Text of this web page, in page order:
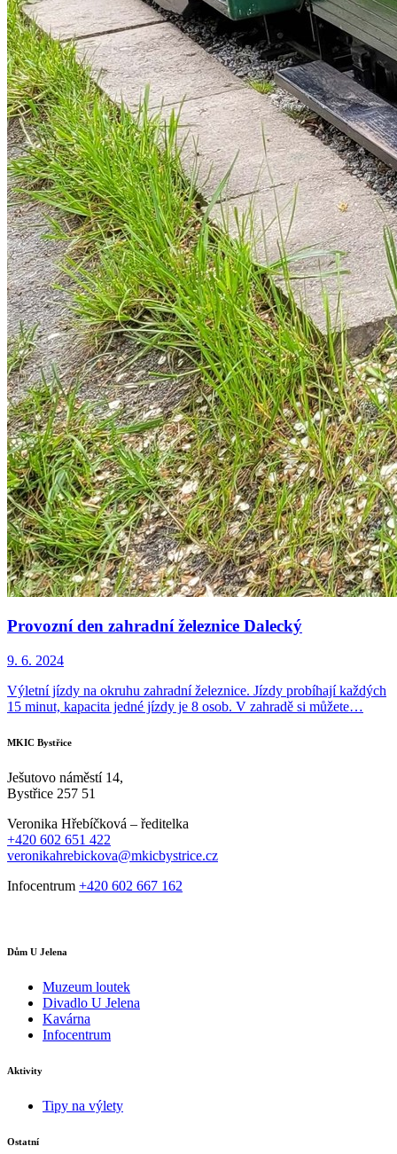
Provozní den zahradní železnice Dalecký
9. 6. 2024
Výletní jízdy na okruhu zahradní železnice. Jízdy probíhají každých
15 minut, kapacita jedné jízdy je 8 osob. V zahradě si můžete…
MKIC Bystřice
Ješutovo náměstí 14,
Bystřice 257 51
Veronika Hřebíčková – ředitelka
+420 602 651 422
veronikahrebickova@mkicbystrice.cz
Infocentrum +420 602 667 162
Dům U Jelena
Muzeum loutek
Divadlo U Jelena
Kavárna
Infocentrum
Aktivity
Tipy na výlety
Ostatní